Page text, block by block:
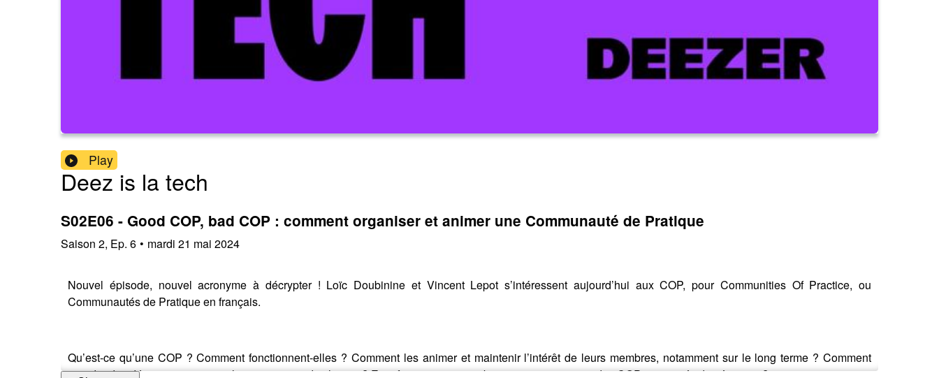
Play
Deez is la tech
S02E06 - Good COP, bad COP : comment organiser et animer une Communauté de Pratique
Saison 2, Ep. 6 • mardi 21 mai 2024
Nouvel épisode, nouvel acronyme à décrypter ! Loïc Doubinine et Vincent Lepot s’intéressent aujourd’hui aux COP, pour Communities Of Practice, ou
Communautés de Pratique en français.
Qu’est-ce qu’une COP ? Comment fonctionnent-elles ? Comment les animer et maintenir l’intérêt de leurs membres, notamment sur le long terme ? Comment
prendre des décisions et assurer la participation de chacun ? Et enfin, comment combiner initiatives issues des COP et priorités des équipes ?